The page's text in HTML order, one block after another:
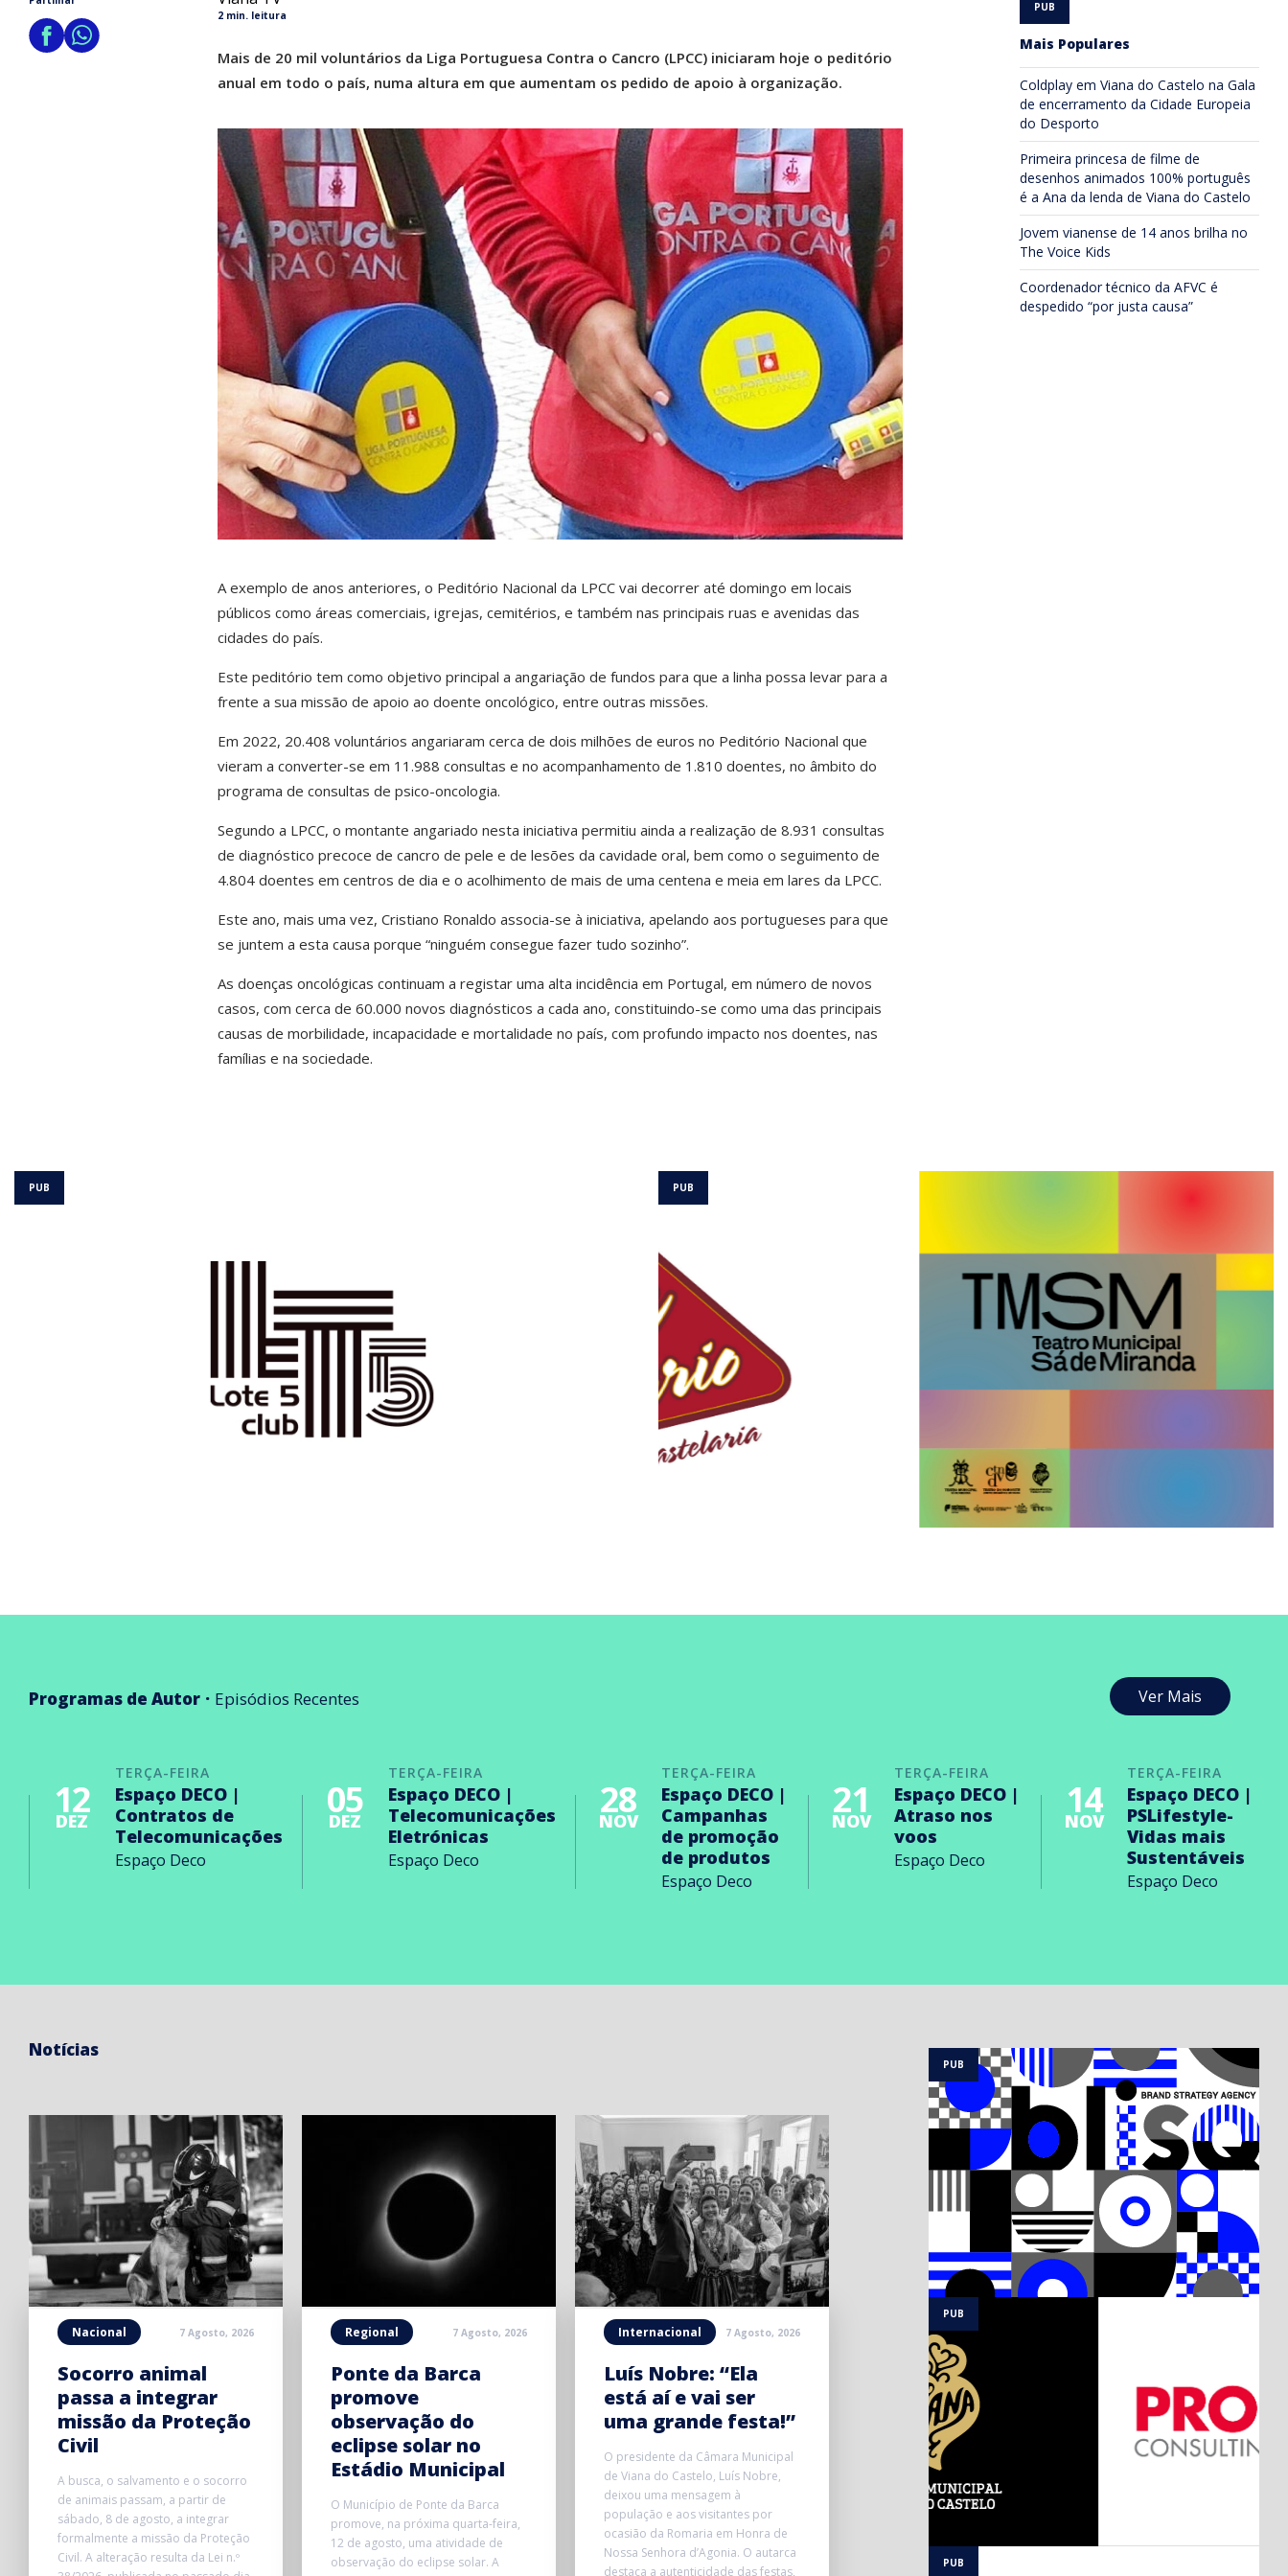
2 min. leitura
Mais de 20 mil voluntários da Liga Portuguesa Contra o Cancro (LPCC) iniciaram hoje o peditório
anual em todo o país, numa altura em que aumentam os pedido de apoio à organização.
Aexemplo de anos anteriores, o Peditório Nacional da LPCC vai decorrer até domingo em locais
públicos como áreas comerciais, igrejas, cemitérios, e também nas principais ruas e avenidas das
cidades do país.
Este peditório tem como objetivo principal a angariação de fundos para que a linha possa levar para a
frente a sua missão de apoio ao doente oncológico, entre outras missões.
Em 2022, 20.408 voluntários angariaram cerca de dois milhões de euros no Peditório Nacional que
vieram a converter-se em 11.988 consultas e no acompanhamento de 1.810 doentes, no âmbito do
programa de consultas de psico-oncologia.
Segundo a LPCC, o montante angariado nesta iniciativa permitiu ainda a realização de 8.931 consultas
de diagnóstico precoce de cancro de pele e de lesões da cavidade oral, bem como o seguimento de
4.804 doentes em centros de dia e o acolhimento de mais de uma centena e meia em lares da LPCC.
Este ano, mais uma vez, Cristiano Ronaldo associa-se à iniciativa, apelando aos portugueses para que
se juntem a esta causa porque “ninguém consegue fazer tudo sozinho”.
As doenças oncológicas continuam a registar uma alta incidência em Portugal, em número de novos
casos, com cerca de 60.000 novos diagnósticos a cada ano, constituindo-se como uma das principais
causas de morbilidade, incapacidade e mortalidade no país, com profundo impacto nos doentes, nas
famílias e na sociedade.
Mais Populares
Coldplay em Viana do Castelo na Gala
de encerramento da Cidade Europeia
do Desporto
Primeira princesa de filme de
desenhos animados 100% português
é a Ana da lenda de Viana do Castelo
Jovem vianense de 14 anos brilha no
The Voice Kids
Coordenador técnico da AFVC é
despedido “por justa causa”
Programas de Autor Episódios Recentes Ver Mais
TERÇA-FEIRA
12
DEZ
Espaço DECO |
Contratos de
Telecomunicações
Espaço Deco
TERÇA-FEIRA
05
DEZ
Espaço DECO |
Telecomunicações
Eletrónicas
Espaço Deco
TERÇA-FEIRA
28
NOV
Espaço DECO |
Campanhas
de promoção
de produtos
Espaço Deco
TERÇA-FEIRA
21
NOV
Espaço DECO |
Atraso nos
voos
Espaço Deco
TERÇA-FEIRA
14
NOV
Espaço DECO |
PSLifestyle-
Vidas mais
Sustentáveis
Espaço Deco
Notícias
Nacional 7 Agosto, 2026
Socorro animal
passa a integrar
missão da Proteção
Civil
A busca, o salvamento e o socorro
de animais passam, a partir de
sábado, 8 de agosto, a integrar
formalmente a missão da Proteção
Civil. A alteração resulta da Lei n.º
Regional 7 Agosto, 2026
Ponte da Barca
promove
observação do
eclipse solar no
Estádio Municipal
O Município de Ponte da Barca
promove, na próxima quarta-feira,
12 de agosto, uma atividade de
observação do eclipse solar. A
Internacional 7 Agosto, 2026
Luís Nobre: “Ela
está aí e vai ser
uma grande festa!”
O presidente da Câmara Municipal
de Viana do Castelo, Luís Nobre,
deixou uma mensagem à
população e aos visitantes por
ocasião da Romaria em Honra de
Nossa Senhora d’Agonia. O autarca
destaca a autenticidade das festas,